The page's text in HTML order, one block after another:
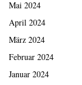
Mai 2024
April 2024
März 2024
Februar 2024
Januar 2024